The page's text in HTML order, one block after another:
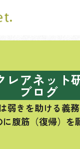
レアネット
ブログ
弱きを助ける義務
腹筋（復帰）を